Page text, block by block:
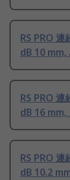
RS PRO
dB 10 mm,
RS PRO
dB 16 mm,
RS PRO
dB 10.2